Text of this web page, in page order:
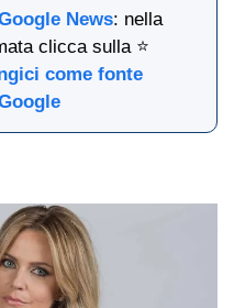
News: nella
clicca sulla ⭐
come fonte